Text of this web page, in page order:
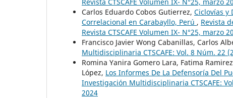
Carlos Eduardo Cobos Gutierrez, Ciclovías y
Correlacional en Carabayllo, Perú , Revista
Revista CTSCAFE Volumen IX- N°25, marzo
Francisco Javier Wong Cabanillas, Carlos
Multidisciplinaria CTSCAFE: Vol. 8 Núm. 22
Romina Yanira Gomero Lara, Fatima
López, Los Informes De La Defensoría Del
Investigación Multidisciplinaria CTSCAFE:
2024